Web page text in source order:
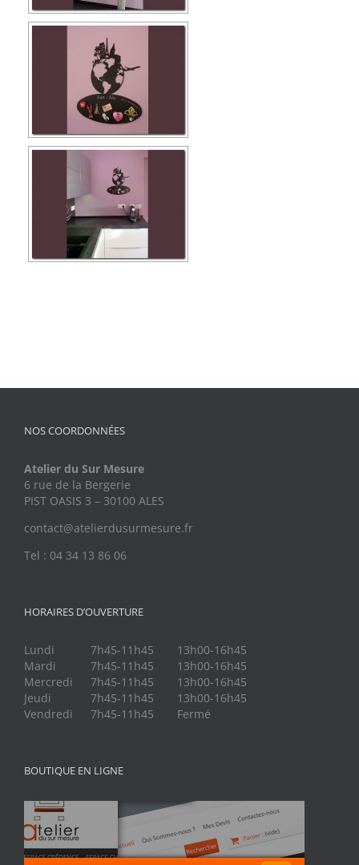
NOS COORDONNÉES
Atelier du Sur Mesure
6 rue de la Bergerie
PIST OASIS 3 – 30100 ALES
contact@atelierdusurmesure.fr
Tel : 04 34 13 86 06
HORAIRES D’OUVERTURE
Lundi 7h45-11h45
13h00-16h45
Mardi
7h45-11h45
13h00-16h45
Mercredi
7h45-11h45
13h00-16h45
Jeudi
7h45-11h45
13h00-16h45
Vendredi
7h45-11h45 Fermé
BOUTIQUE EN LIGNE